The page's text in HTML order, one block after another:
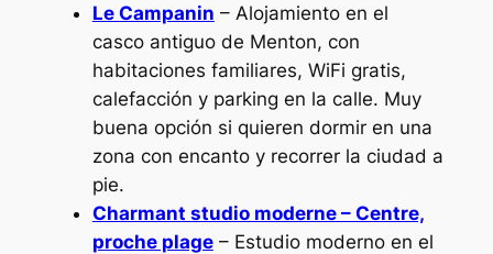
Le Campanin – Alojamiento en el
casco antiguo de Menton, con
habitaciones familiares, WiFi gratis,
calefacción y parking en la calle. Muy
buena opción si quieren dormir en una
zona con encanto y recorrer la ciudad a
pie.
Charmant studio moderne – Centre,
proche plage– Estudio moderno en el